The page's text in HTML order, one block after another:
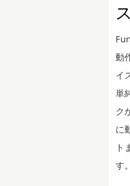
ス
動
イ
単
ク
に
ト
す。